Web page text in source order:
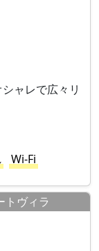
ャレで広々リ
Wi-Fi
トヴィラ